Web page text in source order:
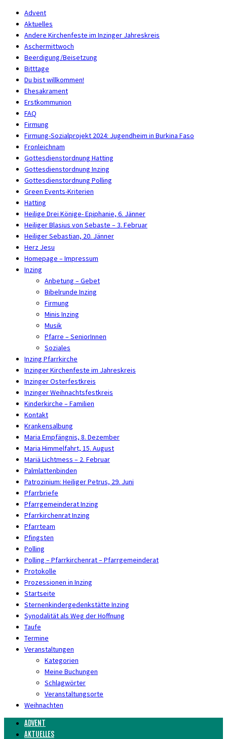
Advent
Aktuelles
Andere Kirchenfeste im Inzinger Jahreskreis
Aschermittwoch
Beerdigung/Beisetzung
Bitttage
Du bist willkommen!
Ehesakrament
Erstkommunion
FAQ
Firmung
Firmung-Sozialprojekt 2024: Jugendheim in Burkina Faso
Fronleichnam
Gottesdienstordnung Hatting
Gottesdienstordnung Inzing
Gottesdienstordnung Polling
Green Events-Kriterien
Hatting
Heilige Drei Könige- Epiphanie, 6. Jänner
Heiliger Blasius von Sebaste – 3. Februar
Heiliger Sebastian, 20. Jänner
Herz Jesu
Homepage – Impressum
Inzing
Anbetung – Gebet
Bibelrunde Inzing
Firmung
Minis Inzing
Musik
Pfarre – SeniorInnen
Soziales
Inzing Pfarrkirche
Inzinger Kirchenfeste im Jahreskreis
Inzinger Osterfestkreis
Inzinger Weihnachtsfestkreis
Kinderkirche – Familien
Kontakt
Krankensalbung
Maria Empfängnis, 8. Dezember
Maria Himmelfahrt, 15. August
Mariä Lichtmess – 2. Februar
Palmlattenbinden
Patrozinium: Heiliger Petrus, 29. Juni
Pfarrbriefe
Pfarrgemeinderat Inzing
Pfarrkirchenrat Inzing
Pfarrteam
Pfingsten
Polling
Polling – Pfarrkirchenrat – Pfarrgemeinderat
Protokolle
Prozessionen in Inzing
Startseite
Sternenkindergedenkstätte Inzing
Synodalität als Weg der Hoffnung
Taufe
Termine
Veranstaltungen
Kategorien
Meine Buchungen
Schlagwörter
Veranstaltungsorte
Weihnachten
ADVENT
AKTUELLES